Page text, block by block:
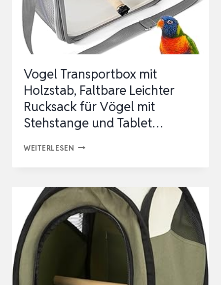
MEERSCHWEINCHEN,
N…
Vogel Transportbox mit
Holzstab, Faltbare Leichter
Rucksack für Vögel mit
Stehstange und Tablet…
WEITERLESEN VOGEL
HOLZSTAB,
FALTBARE
LEICHTER
RUCKSACK
MIT